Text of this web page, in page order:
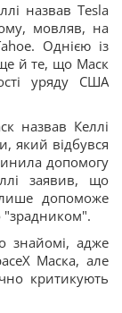
назвав Tesla
мовляв, на
Однією із
й те, що Маск
уряду США
назвав Келлі
який відбувся
допомогу
заявив, що
допоможе
"зрадником".
знайомі, адже
Маска, але
критикують